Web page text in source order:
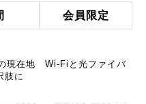
会員限定
現在地 Wi-Fiと光ファイバ
肢に